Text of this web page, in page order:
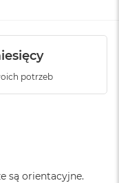
potrzeb
są orientacyjne.